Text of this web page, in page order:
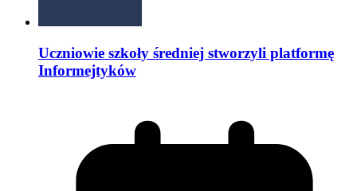
Uczniowie szkoły średniej stworzyli platformę
Informejtyków